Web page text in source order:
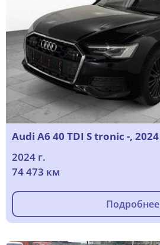
Audi A6 40 TDI S tronic -, 2024
2024 г.
74 473 км
Подробнее